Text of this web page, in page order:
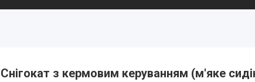
Снігокат з кермовим керуванням (м'яке